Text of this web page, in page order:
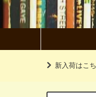
新入荷はこ